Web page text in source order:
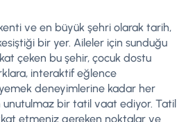
ve en büyük şehri olarak tarih,
bir yer. Aileler için sunduğu
çeken bu şehir, çocuk dostu
interaktif eğlence
deneyimlerine kadar her
unutulmaz bir tatil vaat ediyor. Tatil
etmeniz gereken noktalar ve